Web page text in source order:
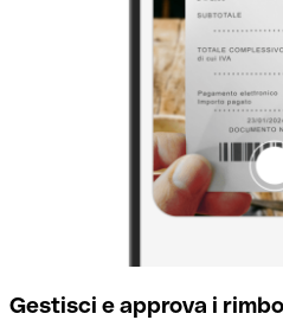
Gestisci e approva i